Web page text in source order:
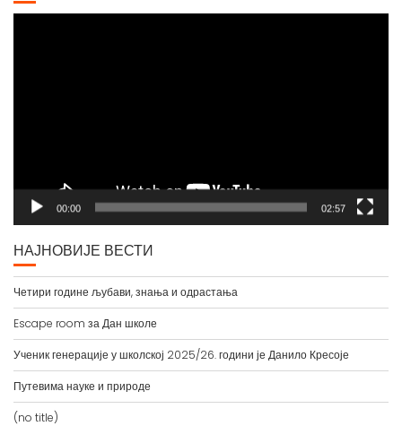
00:00 02:57
НАЈНОВИЈЕ ВЕСТИ
Четири године љубави, знања и одрастања
Escape room за Дан школе
Ученик генерације у школској 2025/26. години је Данило Кресоје
Путевима науке и природе
(no title)